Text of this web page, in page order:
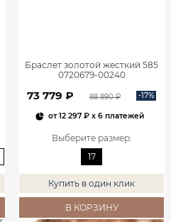
Браслет золотой жесткий 585
0720679-00240
73 779 ₽ 88 890 ₽ -17%
от12 297 ₽x 6 платежей
Выберите размер:
17
Купить в один клик
В КОРЗИНУ